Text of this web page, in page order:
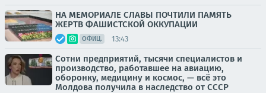
НА МЕМОРИАЛЕ СЛАВЫ ПОЧТИЛИ ПАМЯТЬ
ЖЕРТВ ФАШИСТСКОЙ ОККУПАЦИИ
ОФИЦ. 13:43
Сотни предприятий, тысячи специалистов и
производство, работавшее на авиацию,
оборонку, медицину и космос, — всё это
Молдова получила в наследство от СССР